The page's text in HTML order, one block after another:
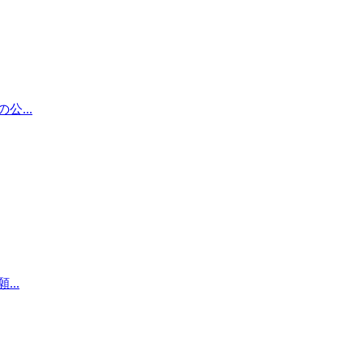
公...
...